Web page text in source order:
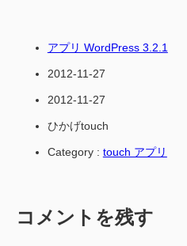
アプリ WordPress 3.2.1
2012-11-27
2012-11-27
ひかげtouch
Category : touch アプリ
コメントを残す